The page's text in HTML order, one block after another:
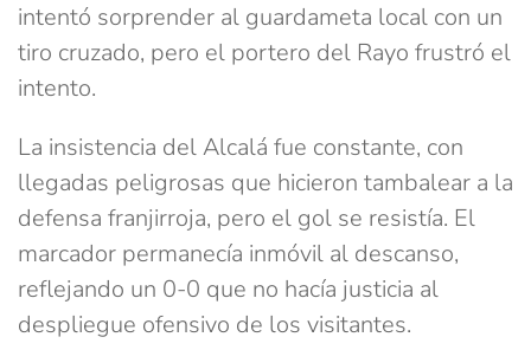
intentó sorprender al guardameta local con un
tiro cruzado, pero el portero del Rayo frustró el
intento.
La insistencia del Alcalá fue constante, con
llegadas peligrosas que hicieron tambalear a la
defensa franjirroja, pero el gol se resistía. El
marcador permanecía inmóvil al descanso,
reflejando un 0-0 que no hacía justicia al
despliegue ofensivo de los visitantes.